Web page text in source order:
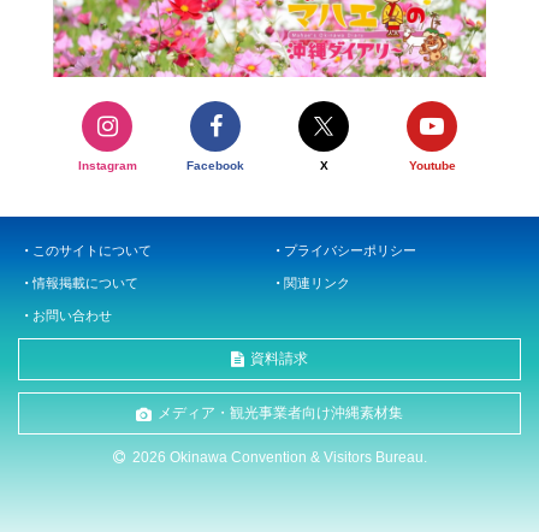
Instagram Facebook X Youtube
このサイトについて プライバシーポリシー
情報掲載について 関連リンク
お問い合わせ
資料請求
メディア・観光事業者向け沖縄素材集
2026 Okinawa Convention & Visitors Bureau.